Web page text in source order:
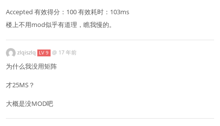
Accepted 有效得分：100 有效耗时：103ms
楼上不用mod似乎有道理，瞧我慢的。
zlqiszlq LV 9 @ 17 年前
为什么我没用矩阵
才25MS？
大概是没MOD吧